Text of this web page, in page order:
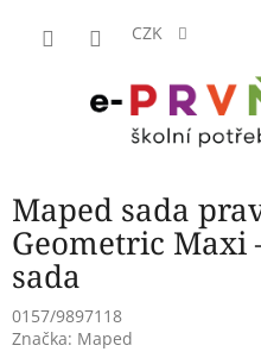
CZK
Maped sada
Geometric Maxi
sada
0157/9897118
Značka: Maped